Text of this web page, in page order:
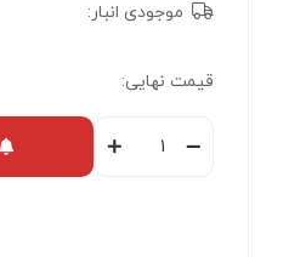
موجودی انبار:
قیمت نهایی: